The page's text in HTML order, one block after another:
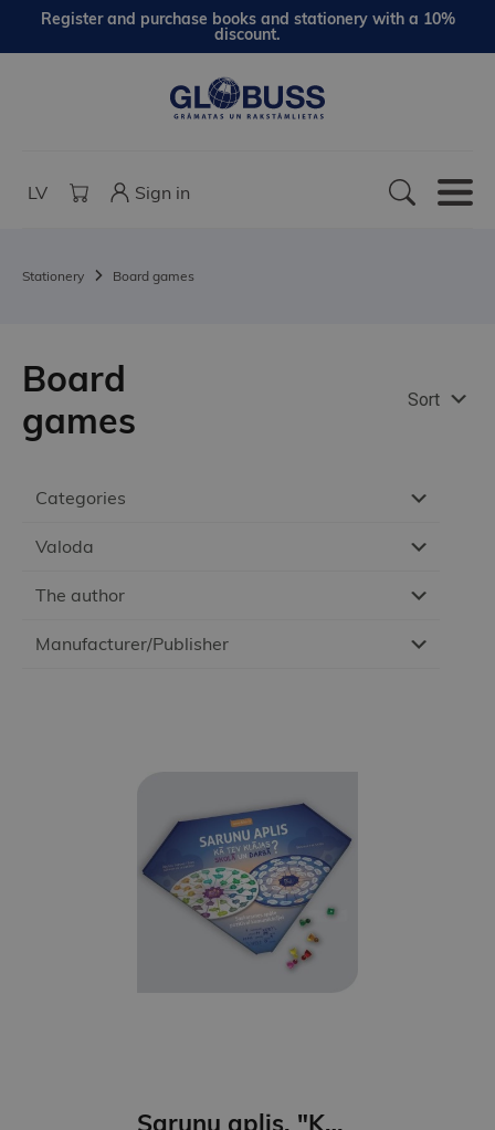
Register and purchase books and stationery with a 10%
discount.
LV Sign in
Stationery Board games
Categories
Valoda
The author
Manufacturer/Publisher
Board
games
Sort
Sarunu aplis, "Kā tev klājas skolā un darbā?"